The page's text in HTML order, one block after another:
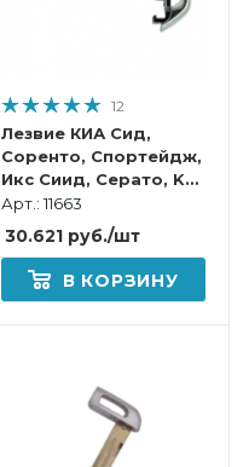
12
Лезвие КИА Сид,
Соренто, Спортейдж,
Икс Сиид, Серато, K5,
Селтос, Стингер для
Смарт ключа
Арт.: 11663
30.621руб./шт
В КОРЗИНУ